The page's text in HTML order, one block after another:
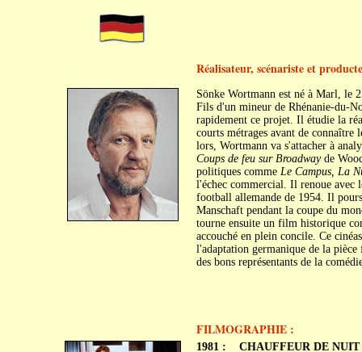
Réalisateur, scénariste et
Sönke Wortmann est né à Marl, le
Fils d'un mineur de Rhénanie-du-
rapidement ce projet. Il étudie la
courts métrages avant de connaître
lors, Wortmann va s'attacher à
Coups de feu sur Broadwayde
politiques comme Le Campus, La
l'échec commercial. Il renoue avec
football allemande de 1954. Il
Manschaft pendant la coupe du
tourne ensuite un film historique
accouché en plein concile. Ce
l'adaptation germanique de la
des bons représentants de la
FILMOGRAPHIE :
1981 : CHAUFFEUR DE